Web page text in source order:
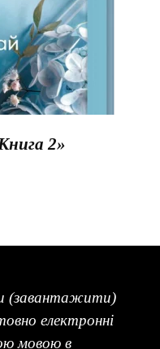
2»
(завантажити)
електронні
мовою в